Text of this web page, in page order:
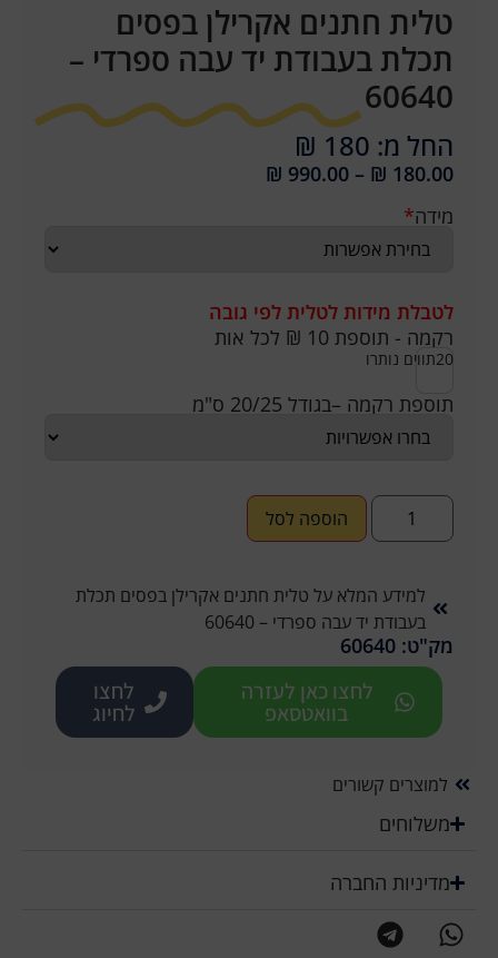
טלית חתנים אקרילן בפסים
תכלת בעבודת יד עבה ספרדי –
60640
החל מ: 180 ₪
₪ 180.00
–
₪ 990.00
*מידה
לטבלת מידות לטלית לפי גובה
רקמה - תוספת 10 ₪ לכל אות
20תווים נותרו
תוספת רקמה –בגודל 20/25 ס"מ
הוספה לסל
למידע המלא על טלית חתנים אקרילן בפסים תכלת
בעבודת יד עבה ספרדי – 60640
מק"ט: 60640
לחצו כאן לעזרה
בוואטסאפ
לחצו
לחיוג
למוצרים קשורים
משלוחים
מדיניות החברה